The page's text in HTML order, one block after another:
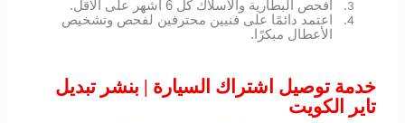
3. افحص البطارية والأسلاك كل 6 أشهر على الأقل.
4.
اعتمد دائمًا على فنيين محترفين لفحص وتشخيص
الأعطال مبكرًا.
خدمة توصيل اشتراك السيارة | بنشر تبديل
تاير الكويت